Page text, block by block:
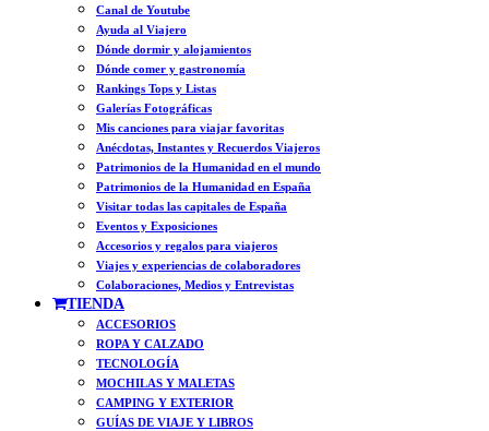
Canal de Youtube
Ayuda al Viajero
Dónde dormir y alojamientos
Dónde comer y gastronomía
Rankings Tops y Listas
Galerías Fotográficas
Mis canciones para viajar favoritas
Anécdotas, Instantes y Recuerdos Viajeros
Patrimonios de la Humanidad en el mundo
Patrimonios de la Humanidad en España
Visitar todas las capitales de España
Eventos y Exposiciones
Accesorios y regalos para viajeros
Viajes y experiencias de colaboradores
Colaboraciones, Medios y Entrevistas
TIENDA
ACCESORIOS
ROPA Y CALZADO
TECNOLOGÍA
MOCHILAS Y MALETAS
CAMPING Y EXTERIOR
GUÍAS DE VIAJE Y LIBROS